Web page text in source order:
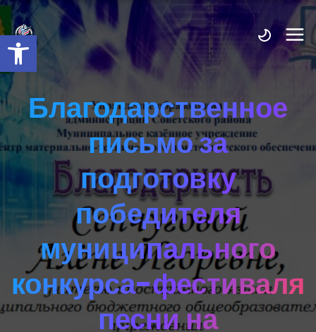
Открыть панель
Благодарственное
письмо за
подготовку
победителя
муниципального
конкурса-фестиваля
песни на